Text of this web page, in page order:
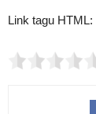
Link tagu HTML: